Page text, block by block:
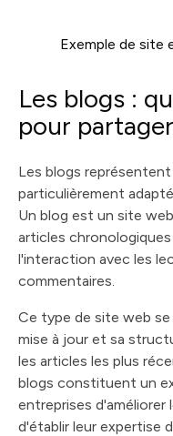
Exemple de site
Les blogs :
pour
Les blogs
particulièrement
Un blog est un site
articles
l'interaction avec les
commentaires.
Ce type de site web
mise à jour et sa
les articles les plus
blogs constituent un
entreprises d'améliorer
d'établir leur expertise